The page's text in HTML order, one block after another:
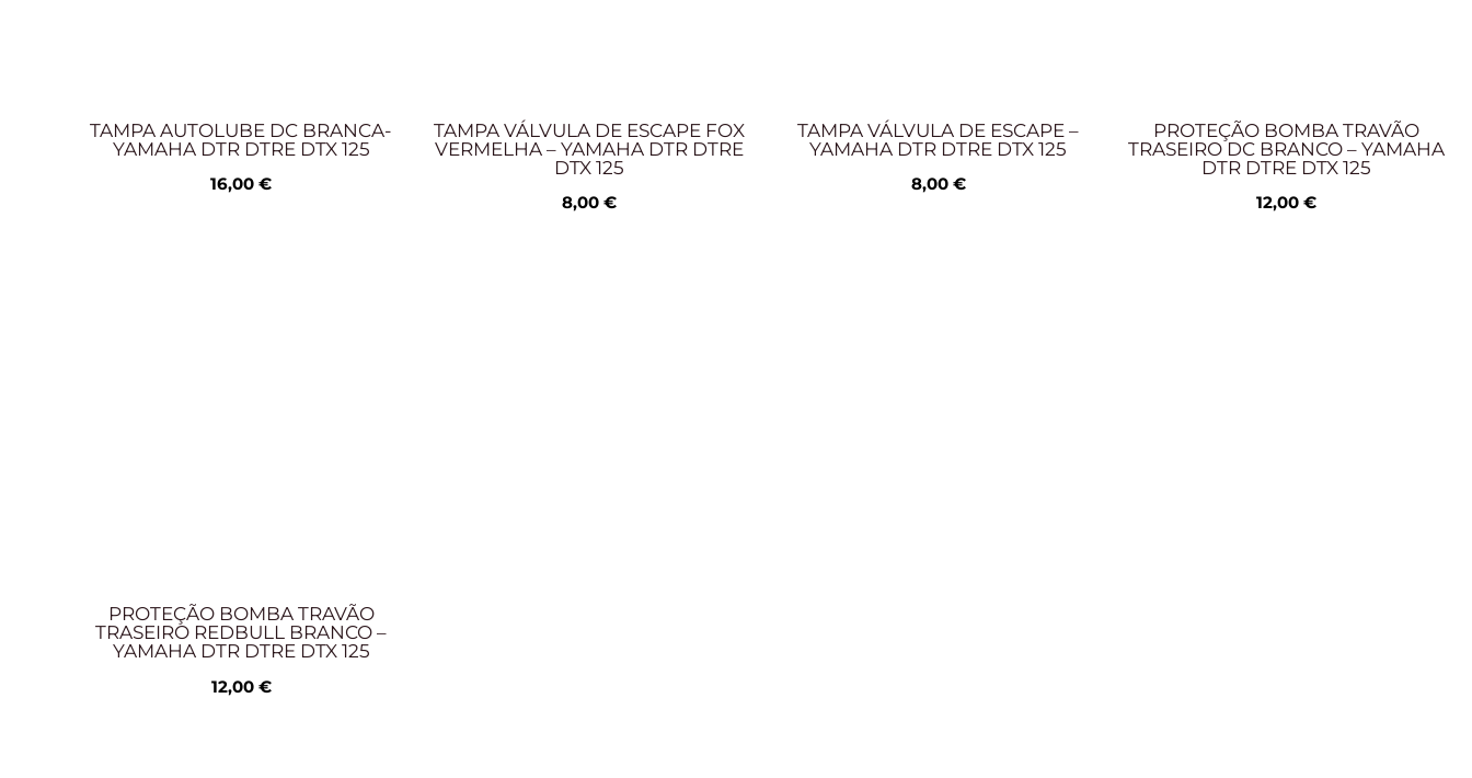
TAMPA AUTOLUBE DC BRANCA-
YAMAHA DTR DTRE DTX 125
16,00€
TAMPA VÁLVULA DE ESCAPE FOX
VERMELHA – YAMAHA DTR DTRE
DTX 125
8,00€
TAMPA VÁLVULA DE ESCAPE –
YAMAHA DTR DTRE DTX 125
8,00 €
PROTEÇÃO BOMBA TRAVÃO
TRASEIRO DC BRANCO – YAMAHA
DTR DTRE DTX 125
12,00€
PROTEÇÃO BOMBA TRAVÃO
TRASEIRO REDBULL BRANCO –
YAMAHA DTR DTRE DTX 125
12,00 €